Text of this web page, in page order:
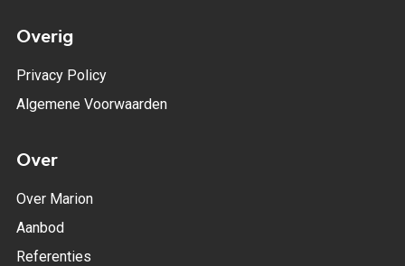
Overig
Privacy Policy
Algemene Voorwaarden
Over
Over Marion
Aanbod
Referenties